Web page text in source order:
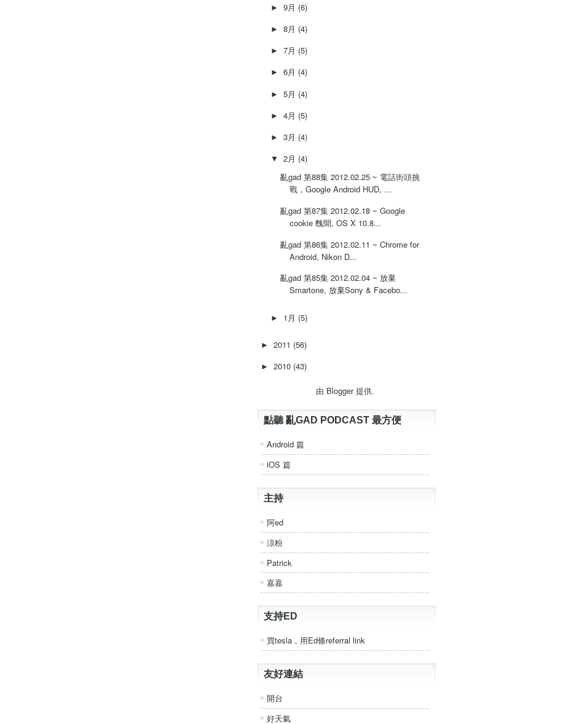
► 9月 (6)
► 8月 (4)
► 7月 (5)
► 6月 (4)
► 5月 (4)
► 4月 (5)
► 3月 (4)
▼ 2月 (4)
亂gad 第88集 2012.02.25 ~ 電話街頭挑
戰，Google Android HUD, ...
亂gad 第87集 2012.02.18 ~ Google
cookie 醜聞, OS X 10.8...
亂gad 第86集 2012.02.11 ~ Chrome for
Android, Nikon D...
亂gad 第85集 2012.02.04 ~ 放棄
Smartone, 放棄Sony & Facebo...
► 1月 (5)
► 2011 (56)
► 2010 (43)
由 Blogger提供.
點聽 亂GAD PODCAST 最方便
Android 篇
iOS 篇
主持
阿ed
涼粉
Patrick
嘉嘉
支持ED
買tesla，用Ed條referral link
友好連結
開台
好天氣